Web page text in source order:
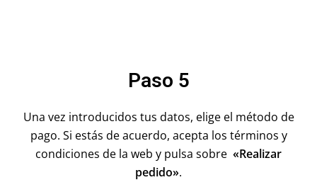
Paso 5
Una vez introducidos tus datos, elige el método de
pago. Si estás de acuerdo, acepta los términos y
condiciones de la web y pulsa sobre «Realizar
pedido».